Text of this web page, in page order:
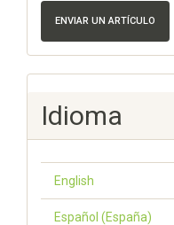
ENVIAR UN ARTÍCULO
Idioma
English
Español (España)